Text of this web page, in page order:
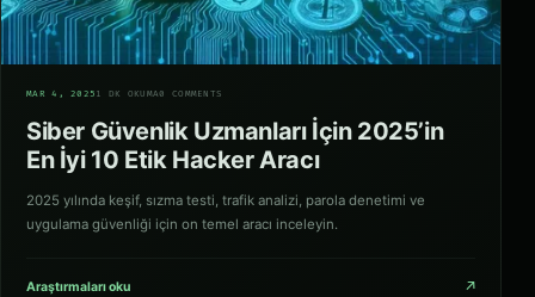
MAR 4, 2025 1 DK OKUMA0 COMMENTS
Siber Güvenlik Uzmanları İçin 2025’in
En İyi 10 Etik Hacker Aracı
2025 yılında keşif, sızma testi, trafik analizi, parola denetimi ve
uygulama güvenliği için on temel aracı inceleyin.
Araştırmaları oku ↗